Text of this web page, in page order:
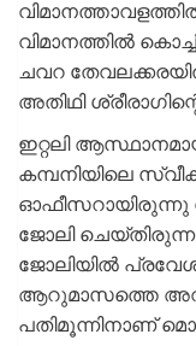
വിമാനത്തില്‍
ചവറ
അതിഥി
ഇറ്റലി
കമ്പനിയിലെ
ഓഫീസറായിരുന്നു
ജോലി ചെയ്തിരുന്ന
ജോലിയില്‍
ആറുമാസത്തെ
പതിമൂന്നിനാണ്